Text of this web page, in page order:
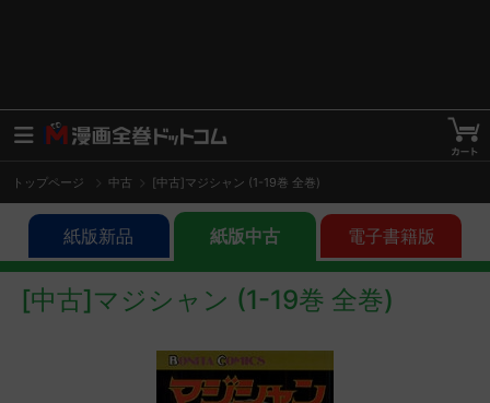
トップページ 中古 [中古]マジシャン (1-19巻 全巻)
紙版新品 紙版中古 電子書籍版
[中古]マジシャン (1-19巻 全巻)